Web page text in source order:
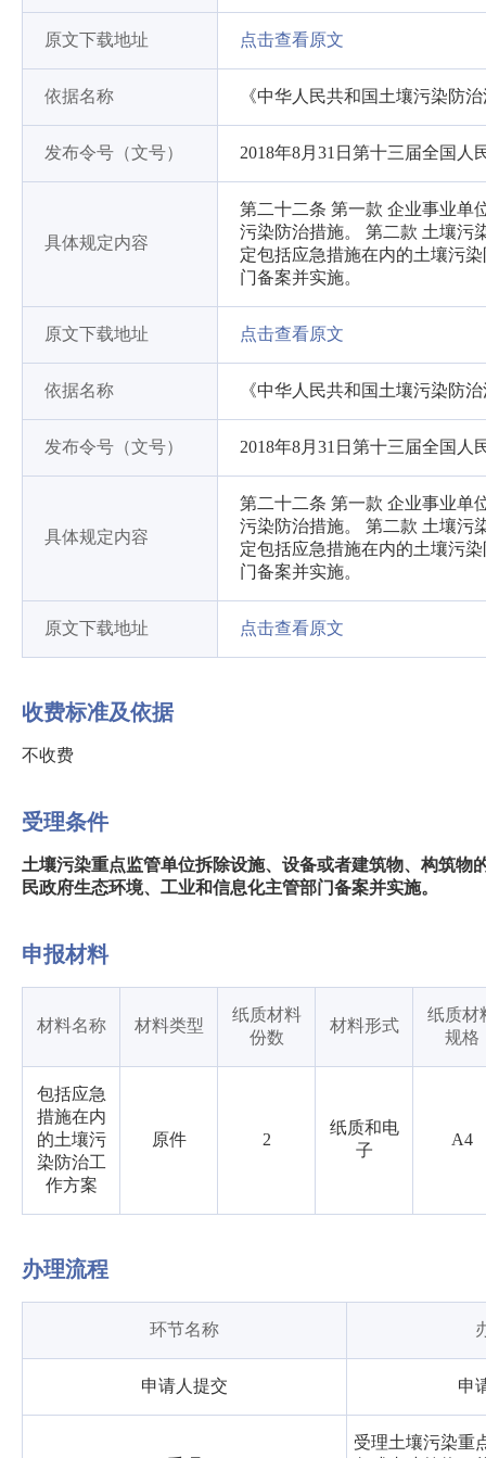
原文下载地址 点击查看原文
依据名称 《中华人民共和国土壤污染防
发布令号（文号） 2018年8月31日第十三届全国
具体规定内容
第二十二条 第一款 企业事业单
污染防治措施。 第二款 土壤污
定包括应急措施在内的土壤污
门备案并实施。
原文下载地址 点击查看原文
依据名称 《中华人民共和国土壤污染防
发布令号（文号） 2018年8月31日第十三届全国
具体规定内容
第二十二条 第一款 企业事业单
污染防治措施。 第二款 土壤污
定包括应急措施在内的土壤污
门备案并实施。
原文下载地址 点击查看原文
收费标准及依据
不收费
受理条件
土壤污染重点监管单位拆除设施、设备或者建筑物、构筑
民政府生态环境、工业和信息化主管部门备案并实施。
申报材料
材料名称 材料类型
纸质材料
份数
材料形式
纸质材
规格
包括应急
措施在内
的土壤污
染防治工
作方案
原件 2
纸质和电
子
A4
办理流程
环节名称
申请人提交 申
受理土壤污染重